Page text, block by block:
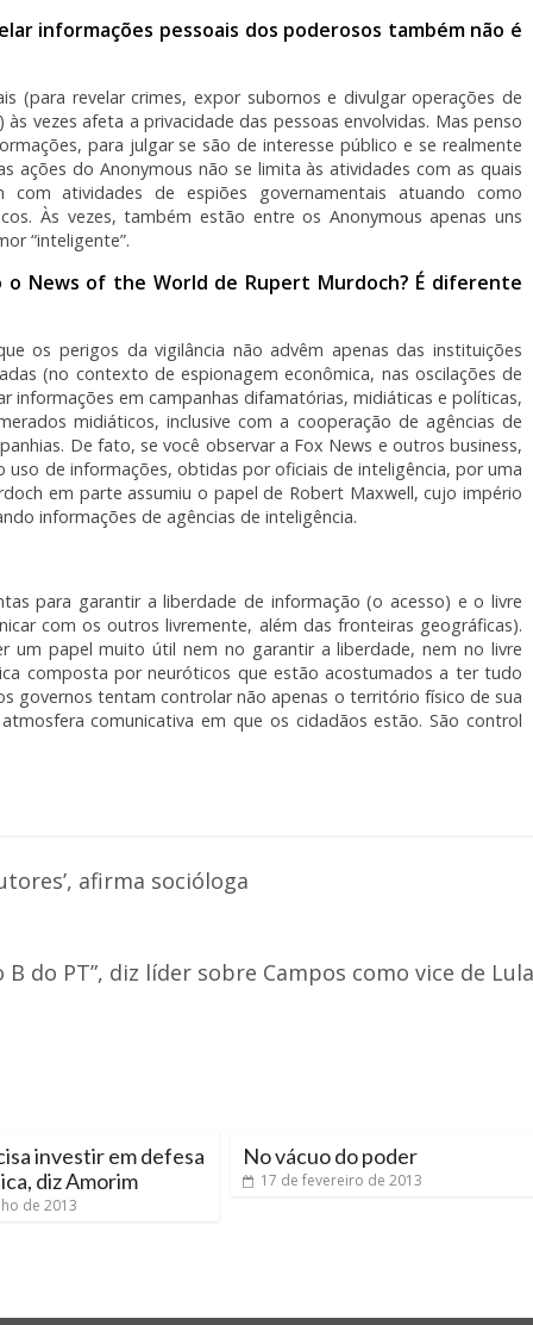
informações pessoais dos poderosos também não é
(para revelar crimes, expor subornos e divulgar operações de
vezes afeta a privacidade das pessoas envolvidas. Mas penso
para julgar se são de interesse público e se realmente
ações do Anonymous não se limita às atividades com as quais
atividades de espiões governamentais atuando como
Às vezes, também estão entre os Anonymous apenas uns
“inteligente”.
o News of the World de Rupert Murdoch? É diferente
os perigos da vigilância não advêm apenas das instituições
(no contexto de espionagem econômica, nas oscilações de
informações em campanhas difamatórias, midiáticas e políticas,
midiáticos, inclusive com a cooperação de agências de
De fato, se você observar a Fox News e outros business,
de informações, obtidas por oficiais de inteligência, por uma
em parte assumiu o papel de Robert Maxwell, cujo império
informações de agências de inteligência.
para garantir a liberdade de informação (o acesso) e o livre
com os outros livremente, além das fronteiras geográficas).
um papel muito útil nem no garantir a liberdade, nem no livre
composta por neuróticos que estão acostumados a ter tudo
governos tentam controlar não apenas o território físico de sua
comunicativa em que os cidadãos estão. São control
afirma socióloga
do PT”, diz líder sobre Campos como vice de Lula
investir em defesa
diz Amorim
de 2013
No vácuo do poder
17 de fevereiro de 2013